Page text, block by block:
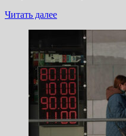
Читать далееПрочитать
Акционеры
Совкомбанка
в
январе
обсудят
допэмиссию
акций